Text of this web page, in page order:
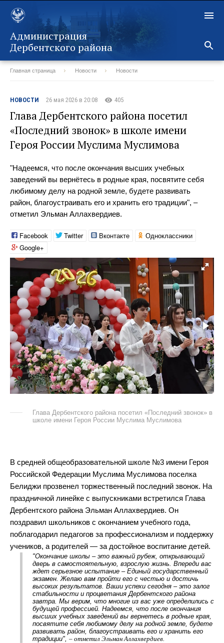
Администрация
Дербентского района
Главная страница Новости Новости
НОВОСТИ 26 мая 2026 в 20:08 405
Глава Дербентского района посетил
«Последний звонок» в школе имени
Героя России Муслима Муслимова
"Надеемся, что после окончания высших учебных
заведений вы вернётесь в родные края, посвятите себя
любимому делу на родной земле, будете развивать
район, благоустраивать его и хранить его традиции", –
отметил Эльман Аллахвердиев.
Facebook Twitter Вконтакте
Одноклассники
Google+
Глава Дербентского района посетил «Последний звонок» в
школе имени Героя России Муслима Муслимова
В средней общеобразовательной школе №3 имени Героя
Российской Федерации Муслима Муслимова поселка
Белиджи прозвенел торжественный последний звонок. На
праздничной линейке с выпускниками встретился Глава
Дербентского района Эльман Аллахвердиев. Он
поздравил школьников с окончанием учебного года,
поблагодарил педагогов за профессионализм и поддержку
учеников, а родителей — за достойное воспитание детей.
"Окончание школы – это важный рубеж, открывающий
дверь в самостоятельную, взрослую жизнь. Впереди вас
ждет серьезное испытание – Единый государственный
экзамен. Желаю вам пройти его с честью и достичь
высоких результатов. Ваши успехи сегодня – это залог
стабильности и процветания Дербентского района
завтра. Мы верим, что многие из вас уже определились с
будущей профессией. Надеемся, что после окончания
высших учебных заведений вы вернетесь в родные края,
посвятите себя любимому делу на родной земле, будете
развивать район, благоустраивать его и хранить его
традиции", – отметил Эльман Аллахвердиев.